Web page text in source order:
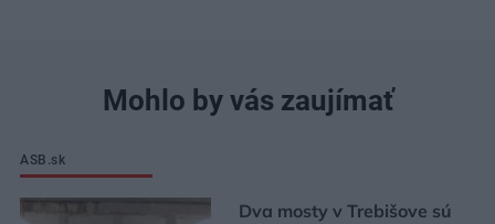
Mohlo by vás zaujímať
ASB.sk
Dva mosty v Trebišove sú